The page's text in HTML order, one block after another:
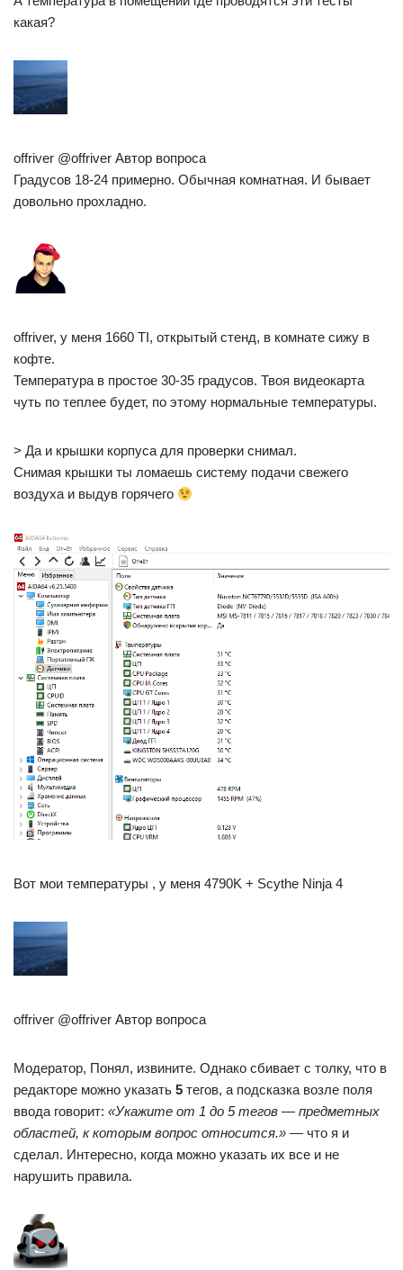
какая?
offriver @offriver Автор вопроса
Градусов 18-24 примерно. Обычная комнатная. И бывает
довольно прохладно.
offriver, у меня 1660 TI, открытый стенд, в комнате сижу в
кофте.
Температура в простое 30-35 градусов. Твоя видеокарта
чуть по теплее будет, по этому нормальные температуры.
> Да и крышки корпуса для проверки снимал.
Снимая крышки ты ломаешь систему подачи свежего
воздуха и выдув горячего
Вот мои температуры , у меня 4790K + Scythe Ninja 4
offriver @offriver Автор вопроса
Модератор, Понял, извините. Однако сбивает с толку, что в
редакторе можно указать 5 тегов, а подсказка возле поля
ввода говорит: «Укажите от 1 до 5 тегов — предметных
областей, к которым вопрос относится.» — что я и
сделал. Интересно, когда можно указать их все и не
нарушить правила.